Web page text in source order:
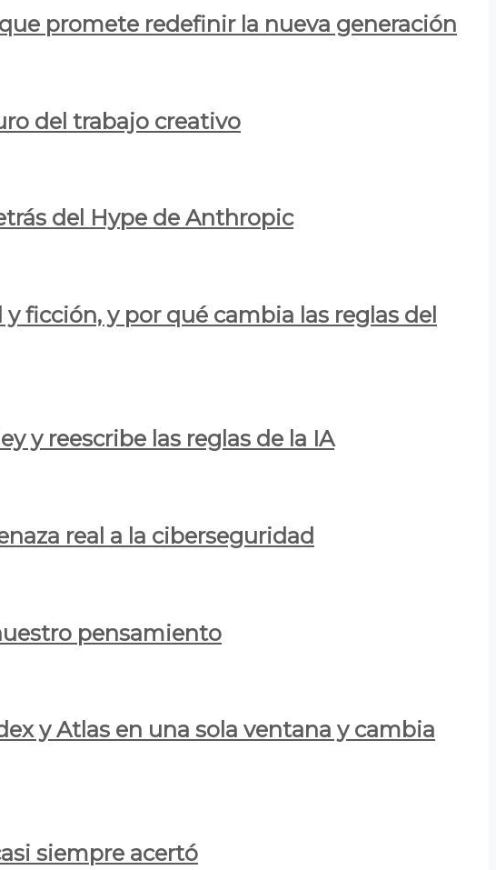
promete redefinir la nueva generación
del trabajo creativo
del Hype de Anthropic
ficción, y por qué cambia las reglas del
y reescribe las reglas de la IA
real a la ciberseguridad
pensamiento
y Atlas en una sola ventana y cambia
siempre acertó